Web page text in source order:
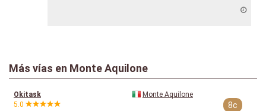
Más vías en Monte Aquilone
Okitask
5.0
Monte Aquilone
8c